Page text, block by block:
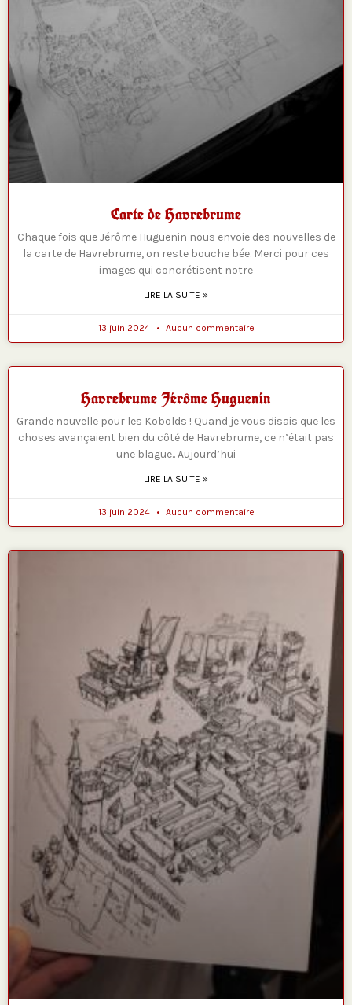
Carte de Havrebrume
Chaque fois que Jérôme Huguenin nous envoie des nouvelles de
la carte de Havrebrume, on reste bouche bée. Merci pour ces
images qui concrétisent notre
LIRE LA SUITE »
13 juin 2024 Aucun commentaire
Havrebrume Jérôme Huguenin
Grande nouvelle pour les Kobolds ! Quand je vous disais que les
choses avançaient bien du côté de Havrebrume, ce n’était pas
une blague.. Aujourd’hui
LIRE LA SUITE »
13 juin 2024 Aucun commentaire